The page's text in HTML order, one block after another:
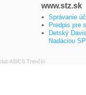
www.stz.sk
Správanie
Predpis pre
Detský
Nadáciou
ASICS Trenčín